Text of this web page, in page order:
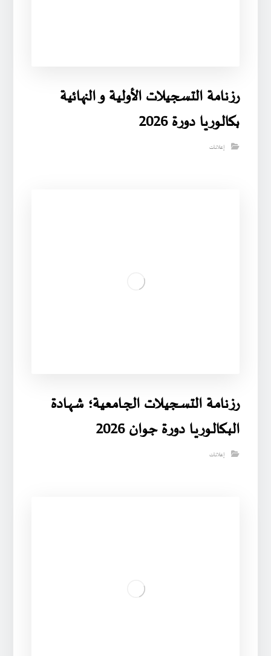
رزنامة التسجيلات الأولية و النهائية
بكالوريا دورة 2026
إعلانات
رزنامـة التسـجيـلات الجـامعية؛ شهـادة
البـكالـوريـا دورة جوان 2026
إعلانات